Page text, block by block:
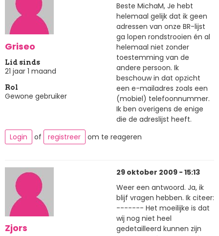
Griseo
Lid sinds
21 jaar 1 maand
Rol
Gewone gebruiker
Beste MichaM, Je hebt
helemaal gelijk dat ik geen
adressen van onze BR-lijst
ga lopen rondstrooien én al
helemaal niet zonder
toestemming van de
andere persoon. Ik
beschouw in dat opzicht
een e-mailadres zoals een
(mobiel) telefoonnummer.
Ik ben overigens de enige
die de adreslijst heeft.
Login
of registreer om te reageren
Zjors
29 oktober 2009 - 15:13
Weer een antwoord. Ja, ik
blijf vragen hebben. Ik citeer:
------- Het moeilijke is dat
wij nog niet heel
gedetailleerd kunnen zijn